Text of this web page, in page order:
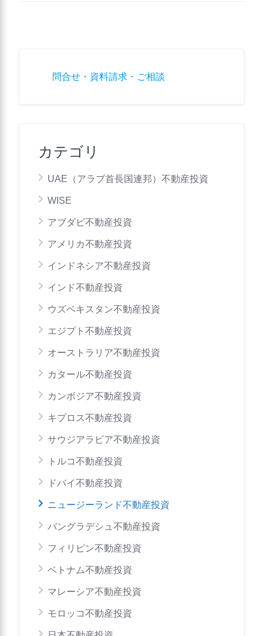
問合せ・資料請求・ご相談
カテゴリ
UAE（アラブ首長国連邦）不動産投資
WISE
アブダビ不動産投資
アメリカ不動産投資
インドネシア不動産投資
インド不動産投資
ウズベキスタン不動産投資
エジプト不動産投資
オーストラリア不動産投資
カタール不動産投資
カンボジア不動産投資
キプロス不動産投資
サウジアラビア不動産投資
トルコ不動産投資
ドバイ不動産投資
ニュージーランド不動産投資
バングラデシュ不動産投資
フィリピン不動産投資
ベトナム不動産投資
マレーシア不動産投資
モロッコ不動産投資